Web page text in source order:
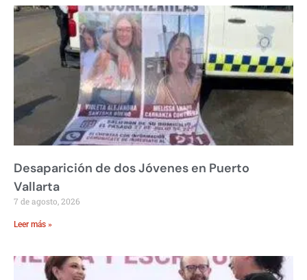
Desaparición de dos Jóvenes en Puerto
Vallarta
7 de agosto, 2026
Leer más »